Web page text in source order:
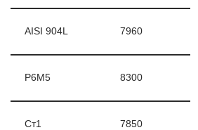
AISI 904L 7960
Р6М5 8300
Ст1 7850